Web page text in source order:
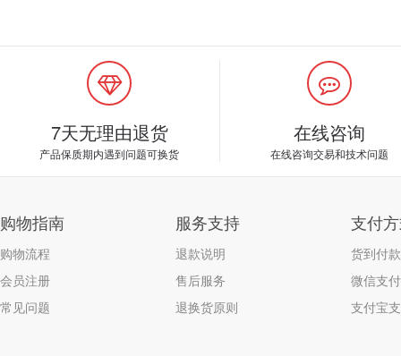
7天无理由退货
产品保质期内遇到问题可换货
在线咨询
在线咨询交易和技术问题
购物指南
购物流程
会员注册
常见问题
服务支持
退款说明
售后服务
退换货原则
支付
货到付款
微信支付
支付宝